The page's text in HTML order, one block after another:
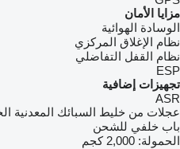
مزايا الأمان
الوسادة الهوائية
نظام الإغلاق المركزي
نظام القفل التفاضلي
ESP
تجهيزات إضافية
ASR
عجلات من خليط السبائك المعدنية
باب خلفي للشحن
الحمولة: 2,000 كجم